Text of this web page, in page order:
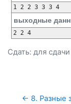
выходные
Сдать: для
← 8. Разные